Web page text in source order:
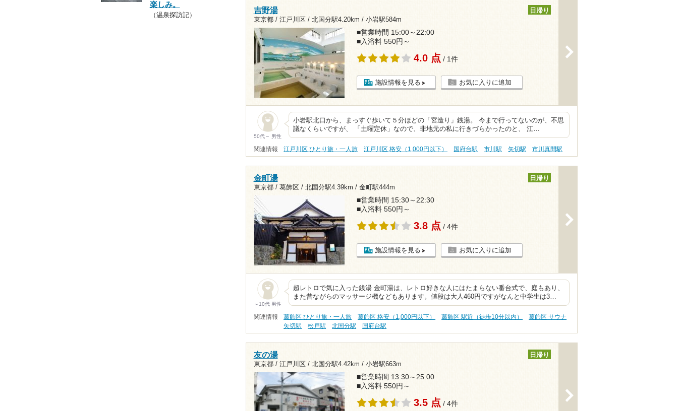
吉野湯
東京都 / 江戸川区 / 北国分駅4.20km / 小岩駅584m
日帰り
■営業時間 15:00～22:00
■入浴料 550円～
4.0 点 / 1件
施設情報を見る お気に入りに追加
50代～ 男性
小岩駅北口から、まっすぐ歩いて５分ほどの「宮造り」銭湯。 今まで行ってないのが、不思
議なくらいですが、 「土曜定休」なので、非地元の私に行きづらかったのと、 江…
関連情報 江戸川区 ひとり旅・一人旅 江戸川区 格安（1,000円以下） 国府台駅 市川駅 矢切駅 市川真間駅
金町湯
東京都 / 葛飾区 / 北国分駅4.39km / 金町駅444m
日帰り
■営業時間 15:30～22:30
■入浴料 550円～
3.8 点 / 4件
施設情報を見る お気に入りに追加
～10代 男性
超レトロで気に入った銭湯 金町湯は、レトロ好きな人にはたまらない番台式で、庭もあり、
また昔ながらのマッサージ機などもあります。値段は大人460円ですがなんと中学生は3…
関連情報 葛飾区 ひとり旅・一人旅 葛飾区 格安（1,000円以下） 葛飾区 駅近（徒歩10分以内）
葛飾区 サウナ
矢切駅
松戸駅 北国分駅 国府台駅
友の湯
東京都 / 江戸川区 / 北国分駅4.42km / 小岩駅663m
日帰り
■営業時間 13:30～25:00
■入浴料 550円～
3.5 点 / 4件
楽しみ。
（温泉探訪記）